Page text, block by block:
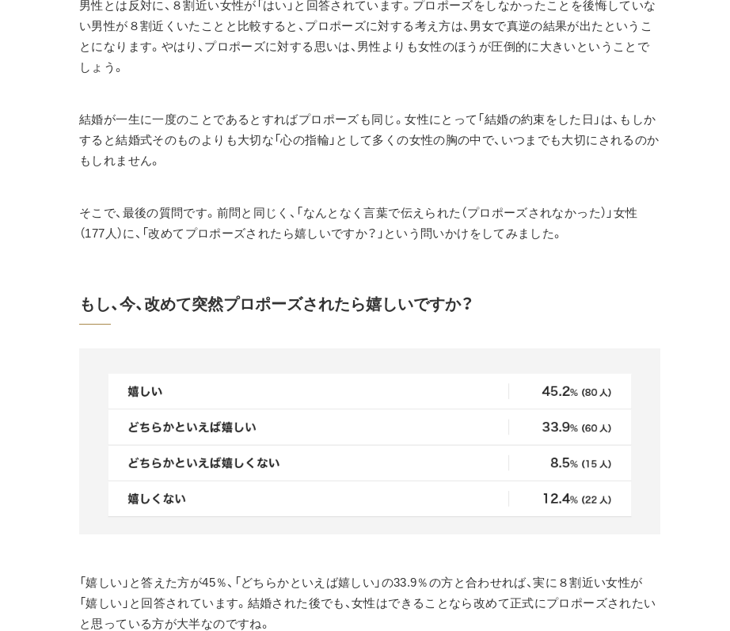
男性とは反対に、８割近い女性が「はい」と回答されています。プロポーズをしなかったことを後悔していな
い男性が８割近くいたことと比較すると、プロポーズに対する考え方は、男女で真逆の結果が出たというこ
とになります。やはり、プロポーズに対する思いは、男性よりも女性のほうが圧倒的に大きいということで
しょう。
結婚が一生に一度のことであるとすればプロポーズも同じ。女性にとって「結婚の約束をした日」は、もしか
すると結婚式そのものよりも大切な「心の指輪」として多くの女性の胸の中で、いつまでも大切にされるのか
もしれません。
そこで、最後の質問です。前問と同じく、「なんとなく言葉で伝えられた（プロポーズされなかった）」女性
（177人）に、「改めてプロポーズされたら嬉しいですか？」という問いかけをしてみました。
もし、今、改めて突然プロポーズされたら嬉しいですか？
「嬉しい」と答えた方が45％、「どちらかといえば嬉しい」の33.9％の方と合わせれば、実に８割近い女性が
「嬉しい」と回答されています。結婚された後でも、女性はできることなら改めて正式にプロポーズされたい
と思っている方が大半なのですね。